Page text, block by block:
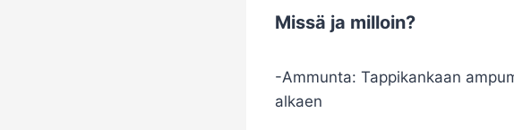
Missä ja milloin?
-Ammunta: Tappikankaan
alkaen